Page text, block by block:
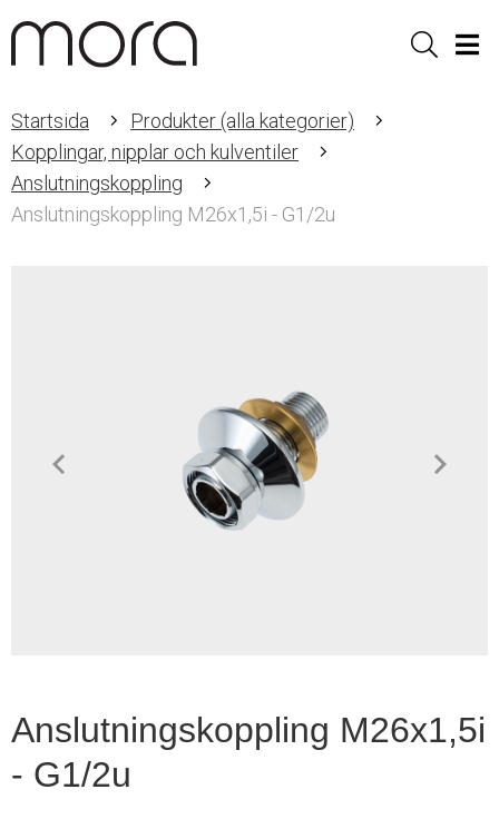
Sök
Startsida
Produkter (alla kategorier)
Kopplingar, nipplar och kulventiler
Anslutningskoppling
Anslutningskoppling M26x1,5i - G1/2u
Anslutningskoppling M26x1,5i
- G1/2u